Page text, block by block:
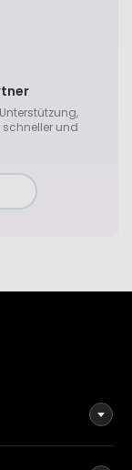
und